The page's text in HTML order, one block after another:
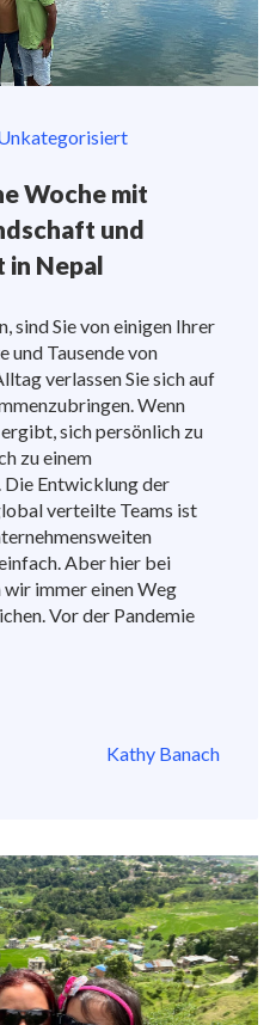
Woche mit
und
Nepal
sind Sie von einigen Ihrer
und Tausende von
verlassen Sie sich auf
Wenn
sich persönlich zu
zu einem
Die Entwicklung der
verteilte Teams ist
Aber hier bei
immer einen Weg
Vor der Pandemie
Kathy Banach